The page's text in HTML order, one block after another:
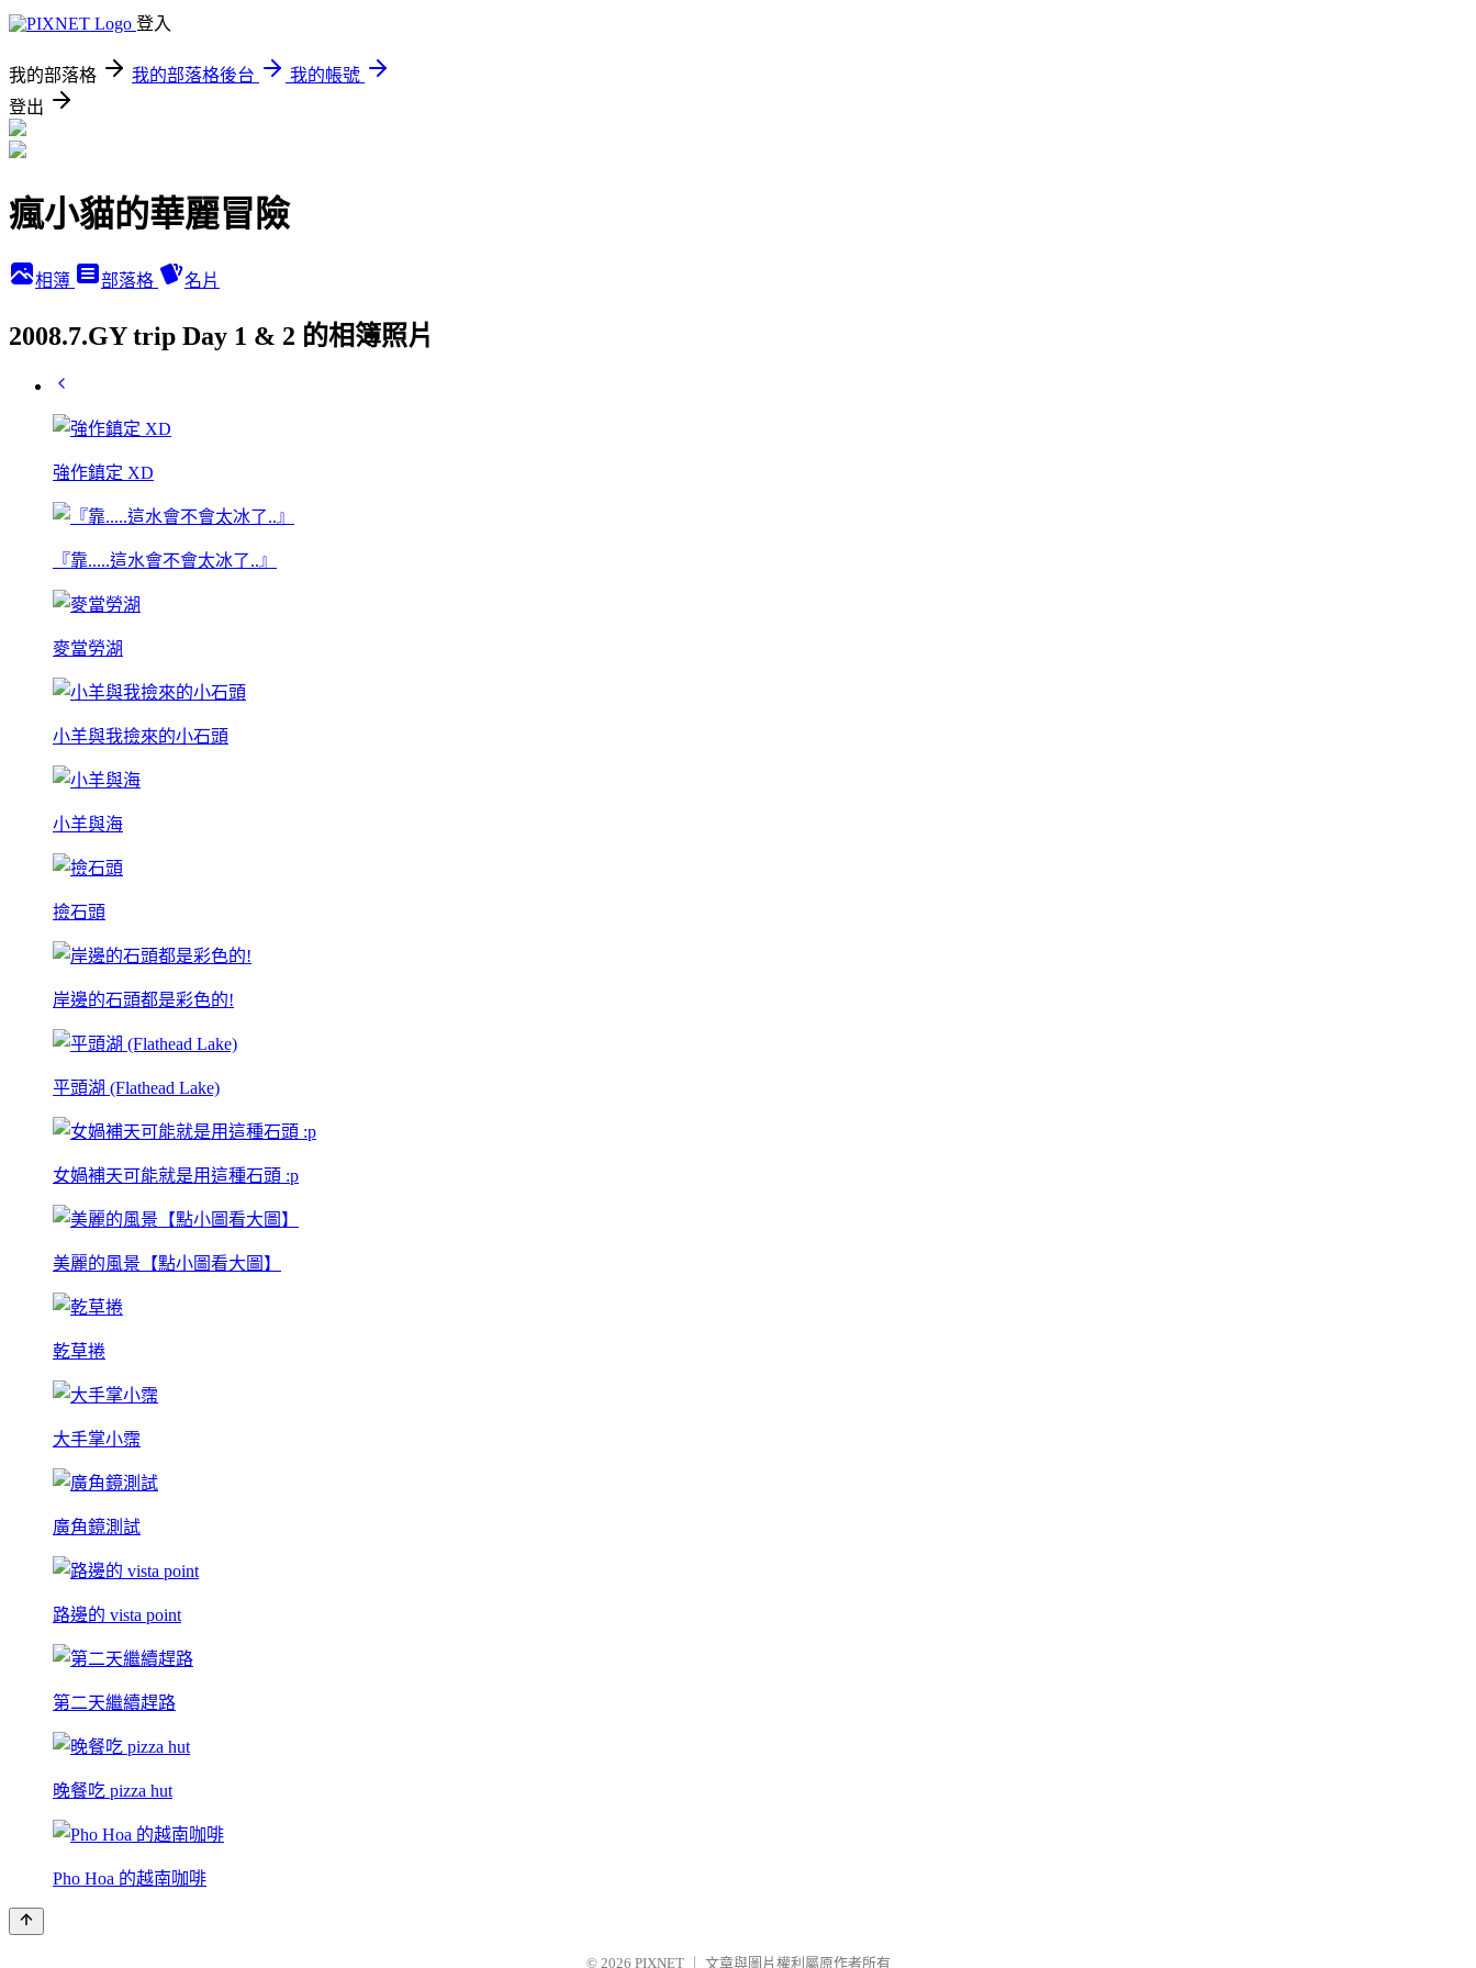
登入
我的部落格 我的部落格後台
我的帳號
登出
瘋小貓的華麗冒險
相簿 部落格 名片
2008.7.GY trip Day 1 & 2 的相簿照片
強作鎮定 XD
『靠.....這水會不會太冰了..』
麥當勞湖
小羊與我撿來的小石頭
小羊與海
撿石頭
岸邊的石頭都是彩色的!
平頭湖 (Flathead Lake)
女媧補天可能就是用這種石頭 :p
美麗的風景【點小圖看大圖】
乾草捲
大手掌小霈
廣角鏡測試
路邊的 vista point
第二天繼續趕路
晚餐吃 pizza hut
Pho Hoa 的越南咖啡
© 2026 PIXNET 文章與圖片權利屬原作者所有